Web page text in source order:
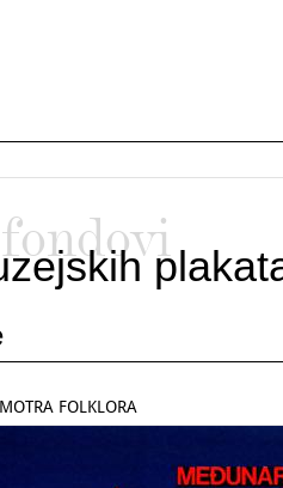
FOLKLORA